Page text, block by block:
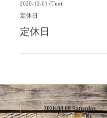
2020-12-01 (Tue)
定休日
定休日
2026.08.08 Saturday